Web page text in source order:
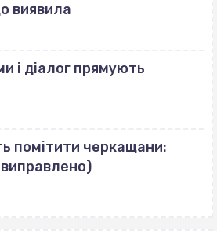
виявила
і діалог прямують
помітити черкащани: